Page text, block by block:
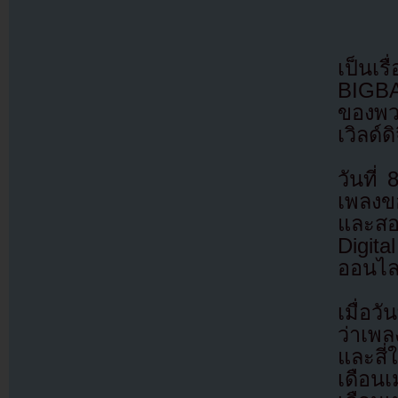
เป็น
ของพ
เวิลด์
วันที่
เพลง
และส
ออนไ
เมื่อวั
ว่าเพ
และสี่
เดือน